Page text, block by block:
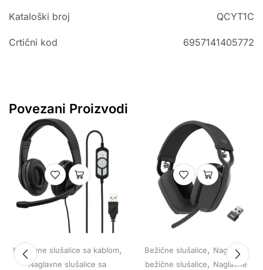
Kataloški broj QCYT1C
Crtični kod 6957141405772
Povezani Proizvodi
Naglavne slušalice sa kablom,
Naglavne slušalice sa
Bežične slušalice, Naglavne
bežične slušalice, Naglavne